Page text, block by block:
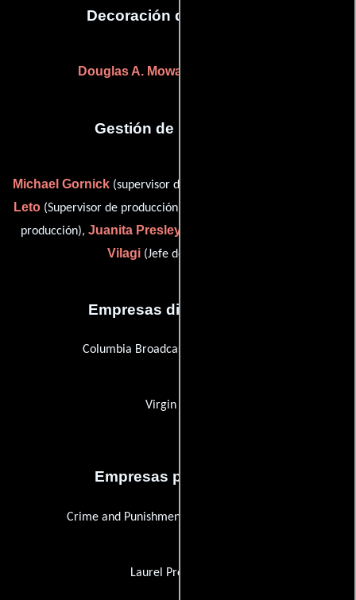
Decoración de escenario
Douglas A. Mowat
Gestión de producción
Michael Gornick(supervisor de post-producción),
Leto(Supervisor de producción),
producción), Juanita Presley
Vilagi (Jefe de producción)
Empresas distribuidoras
Columbia Broadcasting System (CBS)
Virgin Vision
Empresas productoras
Crime and Punishment Productions Limited
Laurel Productions